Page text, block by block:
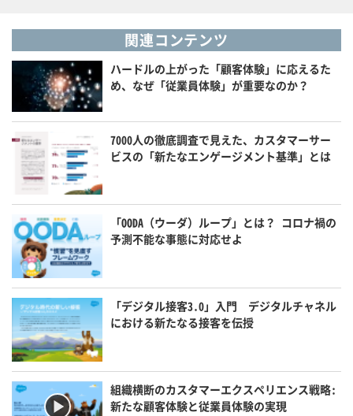
関連コンテンツ
ハードルの上がった「顧客体験」に応えるた
め、なぜ「従業員体験」が重要なのか？
7000人の徹底調査で見えた、カスタマーサー
ビスの「新たなエンゲージメント基準」とは
「OODA（ウーダ）ループ」とは？ コロナ禍の
予測不能な事態に対応せよ
「デジタル接客3.0」入門 デジタルチャネル
における新たなる接客を伝授
組織横断のカスタマーエクスペリエンス戦略:
新たな顧客体験と従業員体験の実現